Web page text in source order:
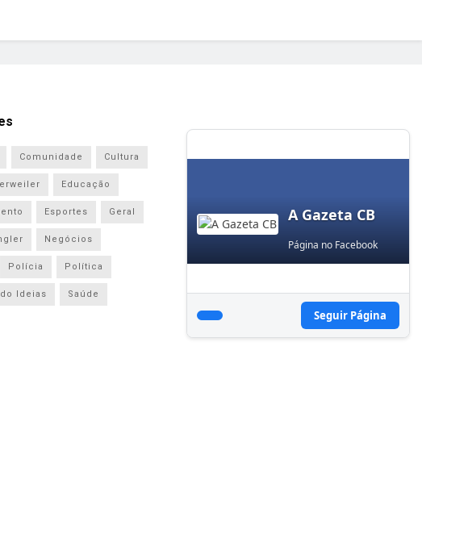
Comunidade Cultura
Educação
Esportes Geral
Negócios
Polícia Política
Ideias Saúde
A Gazeta CB
Página no Facebook
Seguir Página